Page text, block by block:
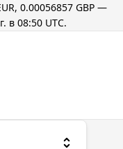
0.00056857 GBP—
в 08:50 UTC.